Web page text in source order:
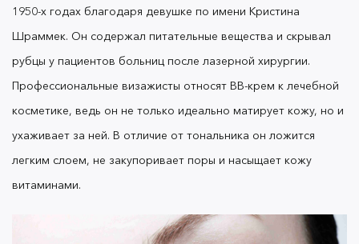
отлично выровняет рельеф, а также
подчеркнет загар
В плане экономииBB- кремотправляет обычный
тональный кремв нокаут. Он
многофункционален, поэтому заменяет любые
пудру и хайлайтер. Его легко наносить и
распределять даже без кисточки, а главное —
можно быть уверенной, что ваше лицо будет
1950-х годах благодаря девушке по имени Кристина
Шраммек. Он содержал питательные вещества и скрывал
рубцы у пациентов больниц после лазерной хирургии.
Профессиональные визажисты относят BB-крем к лечебной
косметике, ведь он не только идеально матирует кожу, но и
ухаживает за ней. В отличие от тональника он ложится
легким слоем, не закупоривает поры и насыщает кожу
витаминами.